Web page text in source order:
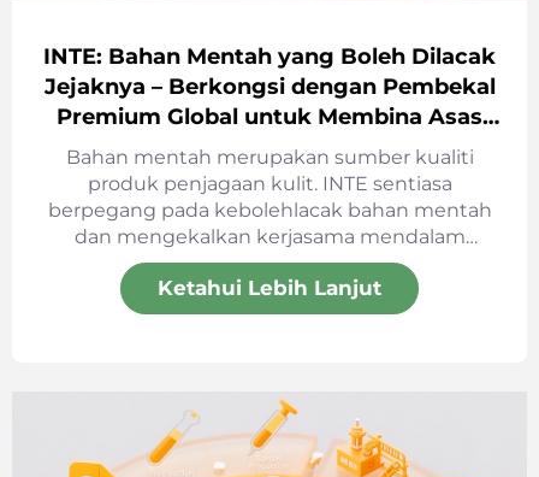
INTE: Bahan Mentah yang Boleh Dilacak
Jejaknya – Berkongsi dengan Pembekal
Premium Global untuk Membina Asas
yang Kuat bagi Kualiti Produk
Bahan mentah merupakan sumber kualiti
produk penjagaan kulit. INTE sentiasa
berpegang pada kebolehlacak bahan mentah
dan mengekalkan kerjasama mendalam
dengan pembekal utama global, memastikan
keselamatan dan keberkesanan produk sejak
dari sumber asalnya.
Ketahui Lebih Lanjut